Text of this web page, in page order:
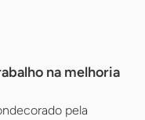
na melhoria
pela